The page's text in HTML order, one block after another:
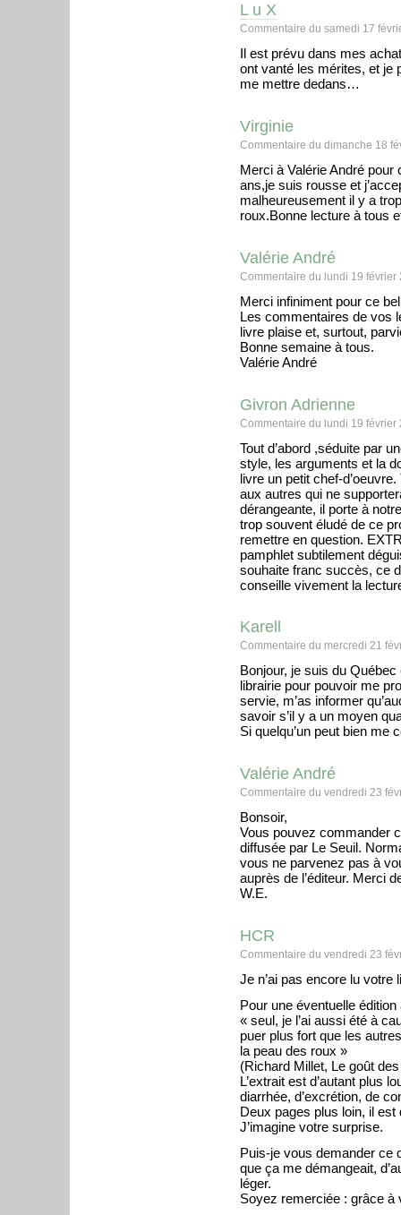
L u X
Commentaire du samedi 17
Il est prévu dans mes
ont vanté les mérites, et je
me mettre dedans…
Virginie
Commentaire du dimanche 18
Merci à Valérie André pour
ans,je suis rousse et
malheureusement il y a
roux.Bonne lecture à tous
Valérie André
Commentaire du lundi 19 février
Merci infiniment pour ce
Les commentaires de vos
livre plaise et, surtout,
Bonne semaine à tous.
Valérie André
Givron Adrienne
Commentaire du lundi 19 février
Tout d’abord ,séduite par
style, les arguments et la
livre un petit chef-
aux autres qui ne
dérangeante, il porte à
trop souvent éludé de ce
remettre en question.
pamphlet subtilement
souhaite franc succès, ce
conseille vivement la
Karell
Commentaire du mercredi 21
Bonjour, je suis du
librairie pour pouvoir me
servie, m’as informer
savoir s’il y a un moyen
Si quelqu’un peut bien me
Valérie André
Commentaire du vendredi 23
Bonsoir,
Vous pouvez commander
diffusée par Le Seuil.
vous ne parvenez pas à
auprès de l’éditeur. Merci
W.E.
HCR
Commentaire du vendredi 23
Je n’ai pas encore lu
Pour une éventuelle
« seul, je l’ai aussi été à
puer plus fort que les
la peau des roux »
(Richard Millet, Le goût
L’extrait est d’autant plus
diarrhée, d’excrétion, de
Deux pages plus loin, il
J’imagine votre surprise.
Puis-je vous demander ce
que ça me démangeait,
léger.
Soyez remerciée : grâce à